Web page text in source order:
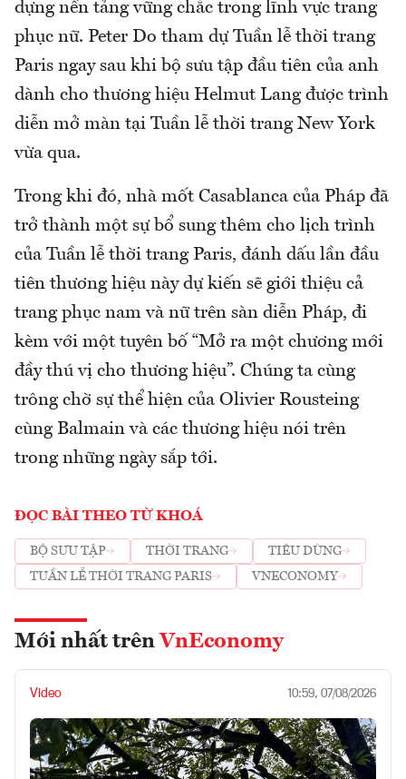
dựng nền tảng vững chắc trong lĩnh vực trang
phục nữ. Peter Do tham dự Tuần lễ thời trang
Paris ngay sau khi bộ sưu tập đầu tiên của anh
dành cho thương hiệu Helmut Lang được trình
diễn mở màn tại Tuần lễ thời trang New York
vừa qua.
Trong khi đó, nhà mốt Casablanca của Pháp đã
trở thành một sự bổ sung thêm cho lịch trình
của Tuần lễ thời trang Paris, đánh dấu lần đầu
tiên thương hiệu này dự kiến sẽ giới thiệu cả
trang phục nam và nữ trên sàn diễn Pháp, đi
kèm với một tuyên bố “Mở ra một chương mới
đầy thú vị cho thương hiệu”. Chúng ta cùng
trông chờ sự thể hiện của Olivier Rousteing
cùng Balmain và các thương hiệu nói trên
trong những ngày sắp tới.
ĐỌC BÀI THEO TỪ KHOÁ
BỘ SƯU TẬP THỜI TRANG
TIÊU DÙNG
TUẦN LỄ THỜI TRANG PARIS
VNECONOMY
Mới nhất trên VnEconomy
Video 10:59, 07/08/2026